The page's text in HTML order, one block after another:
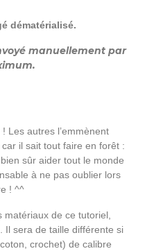
dématérialisé.
manuellement par
Les autres l’emmènent
il sait tout faire en forêt :
sûr aider tout le monde
à ne pas oublier lors
! ^^
de ce tutoriel,
Il sera de taille différente si
crochet) de calibre